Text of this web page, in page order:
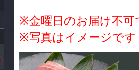
※金曜日のお届け不可
※写真はイメージです